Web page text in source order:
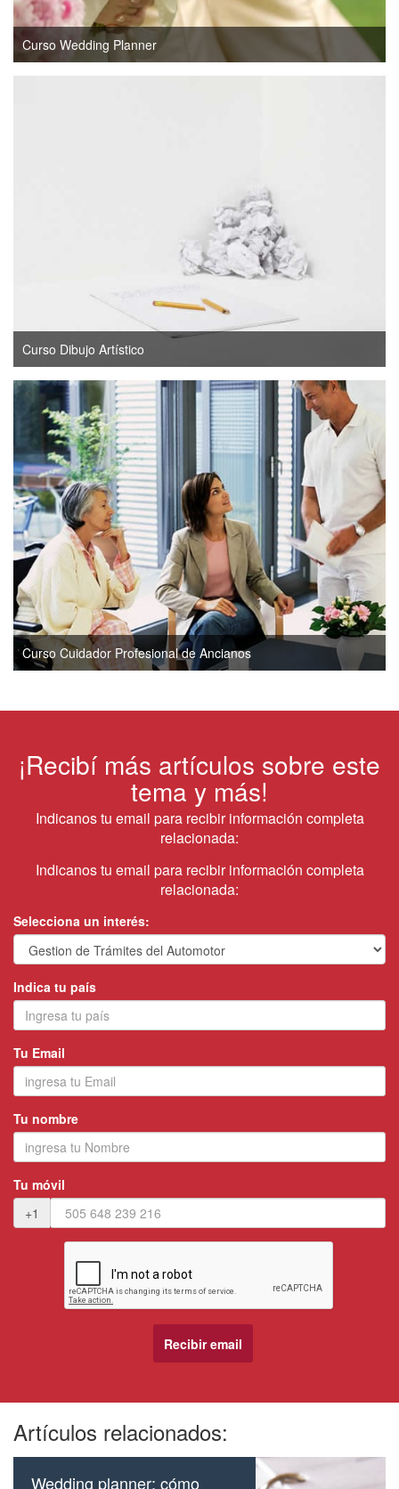
Curso Wedding Planner
Curso Dibujo Artístico
Curso Cuidador Profesional de Ancianos
¡Recibí más artículos sobre este
tema y más!
Indicanos tu email para recibir información completa
relacionada:
Indicanos tu email para recibir información completa
relacionada:
Selecciona un interés:
Indica tu país
Tu Email
Tu nombre
Tu móvil
+1
Artículos relacionados:
Wedding planner: cómo